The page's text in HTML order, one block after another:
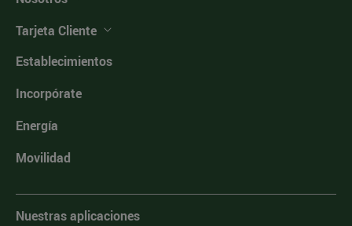
Tarjeta Cliente
Establecimientos
Incorpórate
Energía
Movilidad
Nuestras aplicaciones